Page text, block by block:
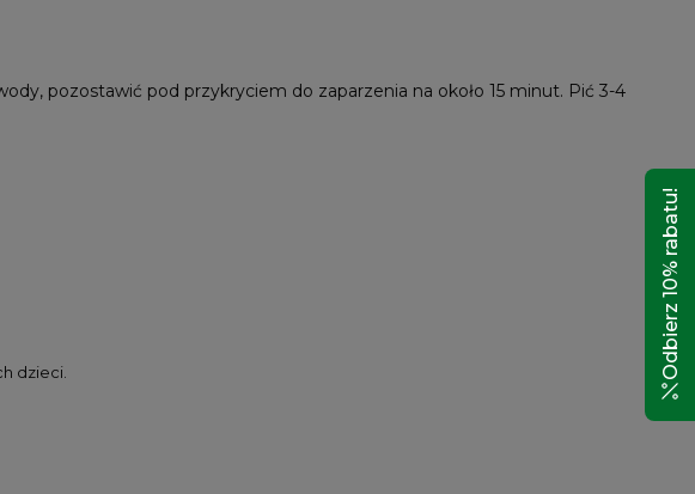
pozostawić pod przykryciem do zaparzenia na około 15 minut. Pić 3-4
dzieci.
Odbierz 10% rabatu!